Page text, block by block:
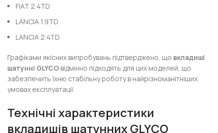
FIAT 2.4TD
LANCIA 1.9TD
LANCIA 2.4TD
Графіками якісних випробувань підтверджено, що вкладиші
шатунні GLYCO відмінно підходять для цих моделей, що
забезпечить їхню стабільну роботу в найрізноманітніших
умовах експлуатації.
Технічні характеристики
вкладишів шатунних GLYCO